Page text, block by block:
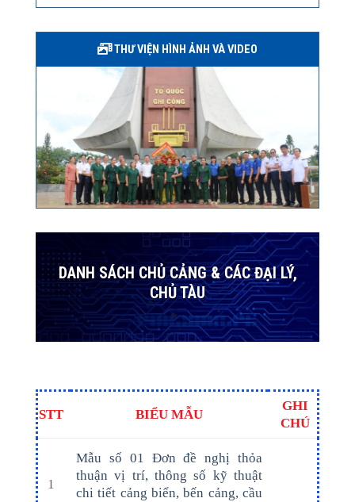
THƯ VIỆN HÌNH ẢNH VÀ VIDEO
DANH SÁCH CHỦ CẢNG & CÁC ĐẠI LÝ,
CHỦ TÀU
STT BIỂU MẪU
GHI
CHÚ
1
Mẫu số 01 Đơn đề nghị thỏa
thuận vị trí, thông số kỹ thuật
chi tiết cảng biển, bến cảng, cầu